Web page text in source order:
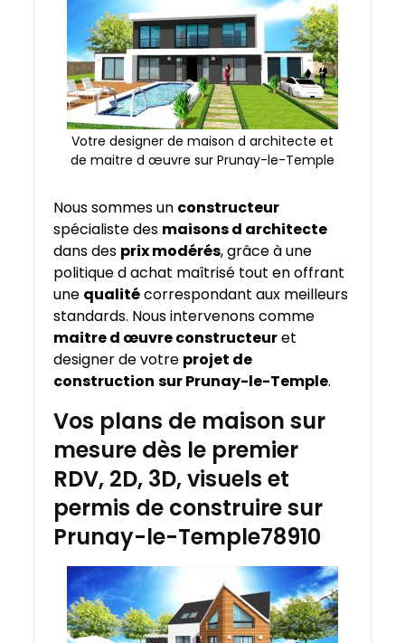
Votre designer de maison d architecte et
de maitre d œuvre sur Prunay-le-Temple
Nous sommes un constructeur
spécialiste des maisons d architecte
dans des prix modérés, grâce à une
politique d achat maîtrisé tout en offrant
une qualitécorrespondant aux meilleurs
standards. Nous intervenons comme
maitre d œuvre constructeuret
designer de votre projet de
construction sur Prunay-le-Temple.
Vos plans de maison sur
mesure dès le premier
RDV, 2D, 3D, visuels et
permis de construire sur
Prunay-le-Temple78910